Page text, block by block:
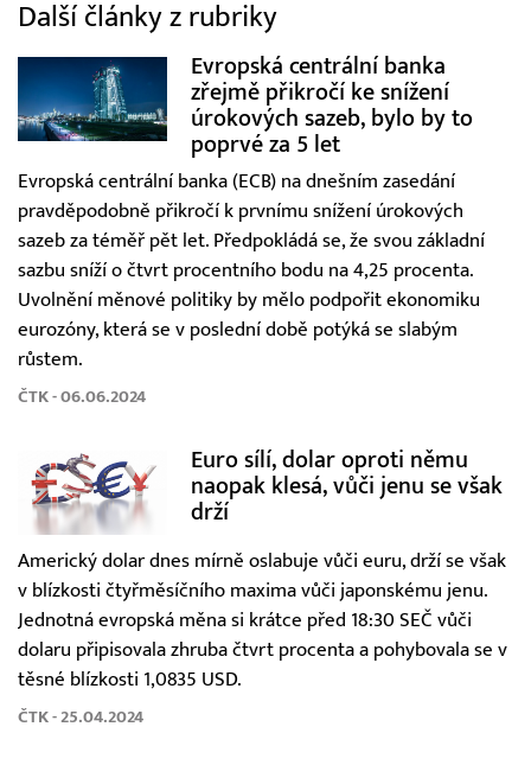
Další články z rubriky
Evropská centrální banka
zřejmě přikročí ke snížení
úrokových sazeb, bylo by to
poprvé za 5 let
Evropská centrální banka (ECB) na dnešním zasedání
pravděpodobně přikročí k prvnímu snížení úrokových
sazeb za téměř pět let. Předpokládá se, že svou základní
sazbu sníží o čtvrt procentního bodu na 4,25 procenta.
Uvolnění měnové politiky by mělo podpořit ekonomiku
eurozóny, která se v poslední době potýká se slabým
růstem.
ČTK - 06.06.2024
Euro sílí, dolar oproti němu
naopak klesá, vůči jenu se však
drží
Americký dolar dnes mírně oslabuje vůči euru, drží se však
v blízkosti čtyřměsíčního maxima vůči japonskému jenu.
Jednotná evropská měna si krátce před 18:30 SEČ vůči
dolaru připisovala zhruba čtvrt procenta a pohybovala se v
těsné blízkosti 1,0835 USD.
ČTK - 25.04.2024